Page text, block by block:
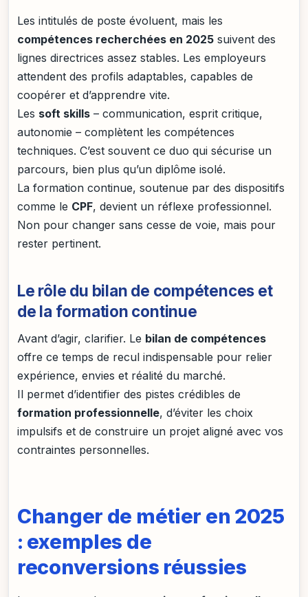
Les intitulés de poste évoluent, mais les
compétences recherchées en 2025 suivent des
lignes directrices assez stables. Les employeurs
attendent des profils adaptables, capables de
coopérer et d’apprendre vite.
Les soft skills – communication, esprit critique,
autonomie – complètent les compétences
techniques. C’est souvent ce duo qui sécurise un
parcours, bien plus qu’un diplôme isolé.
La formation continue, soutenue par des dispositifs
comme le CPF, devient un réflexe professionnel.
Non pour changer sans cesse de voie, mais pour
rester pertinent.
Le rôle du bilan de compétences et
de la formation continue
Avant d’agir, clarifier. Le bilan de compétences
offre ce temps de recul indispensable pour relier
expérience, envies et réalité du marché.
Il permet d’identifier des pistes crédibles de
formation professionnelle, d’éviter les choix
impulsifs et de construire un projet aligné avec vos
contraintes personnelles.
Changer de métier en 2025
: exemples de
reconversions réussies